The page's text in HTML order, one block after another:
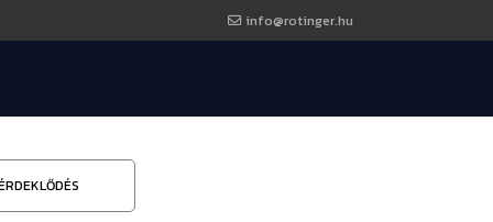
info@rotinger.hu